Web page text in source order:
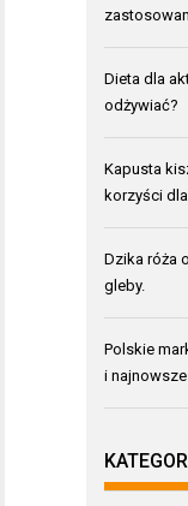
Dieta dla
odżywiać?
Kapusta
korzyści
Dzika róża
gleby.
Polskie
i